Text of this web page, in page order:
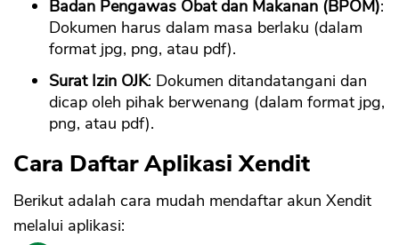
Badan Pengawas Obat dan Makanan (BPOM):
Dokumen harus dalam masa berlaku (dalam
format jpg, png, atau pdf).
Surat Izin OJK: Dokumen ditandatangani dan
dicap oleh pihak berwenang (dalam format jpg,
png, atau pdf).
Cara Daftar Aplikasi Xendit
Berikut adalah cara mudah mendaftar akun Xendit
melalui aplikasi: